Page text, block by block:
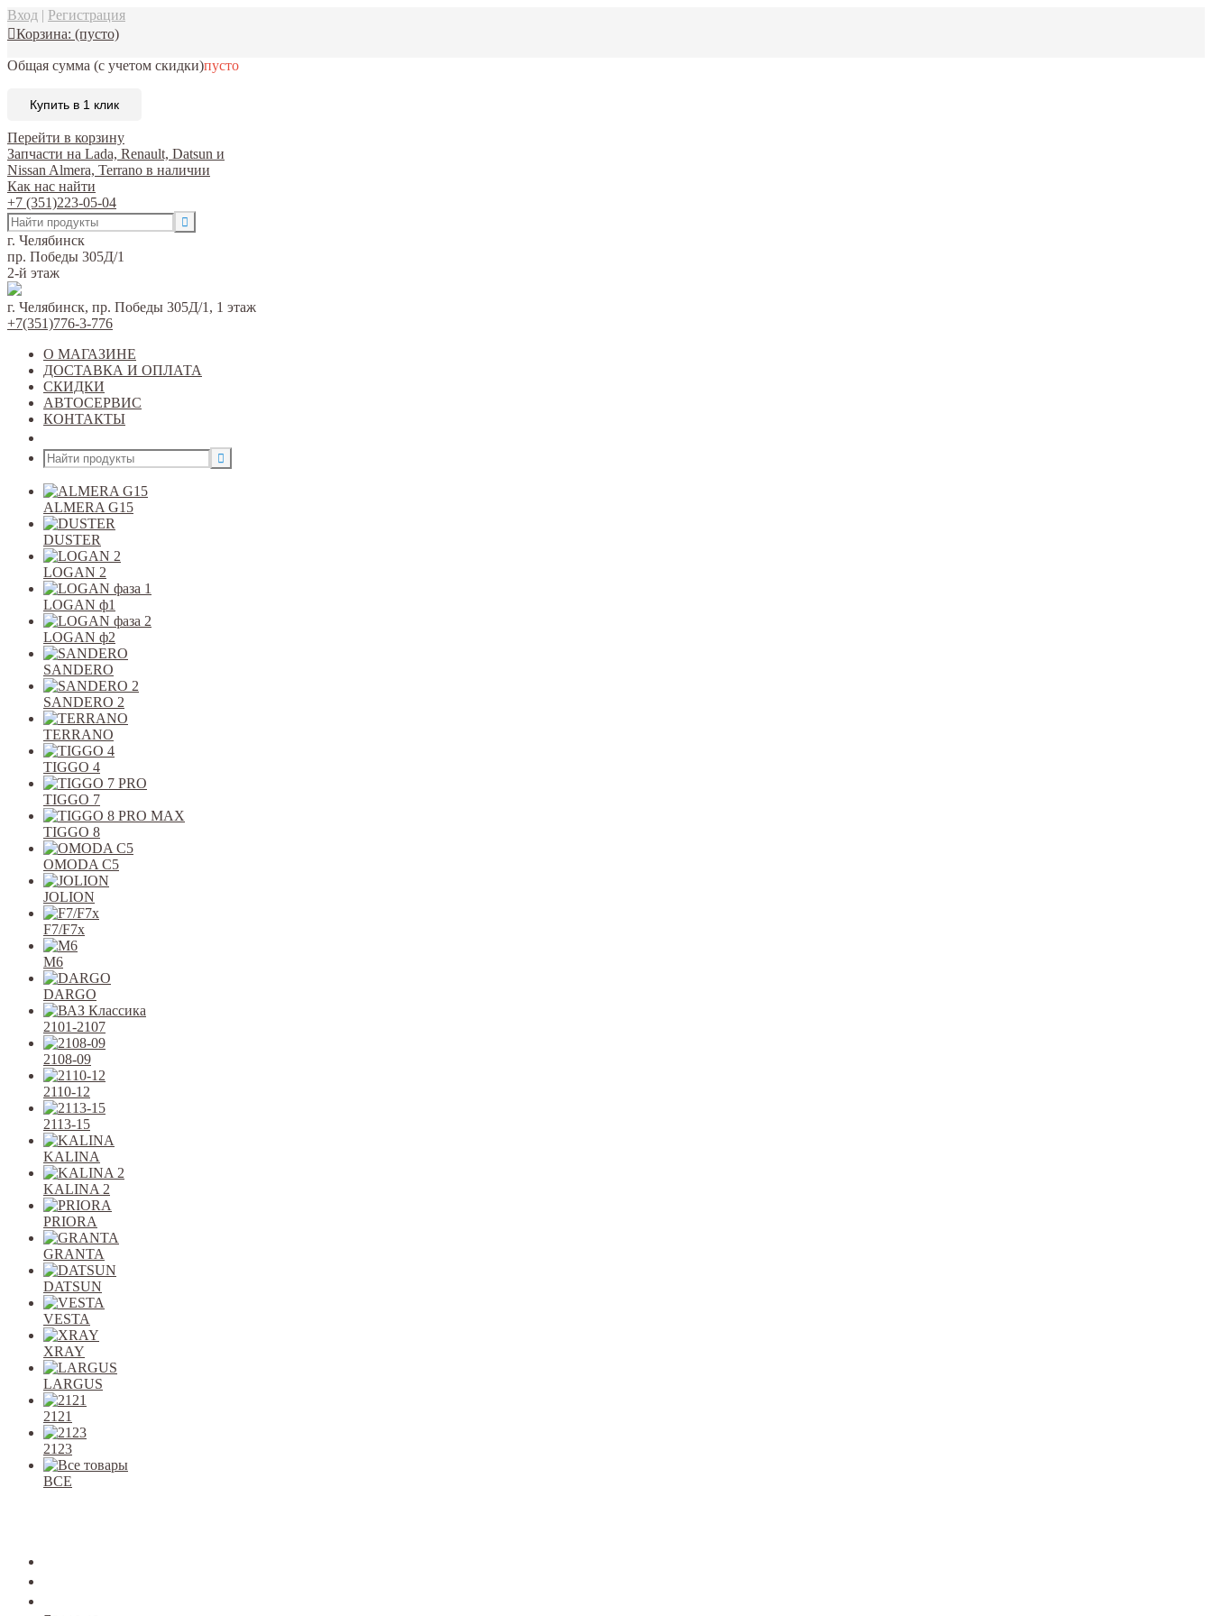
Вход | Регистрация
Корзина: (пусто)
Общая сумма (с учетом скидки)пусто
Купить в 1 клик
Перейти в корзину
Запчасти на Lada, Renault, Datsun и
Nissan Almera, Terrano в наличии
Как нас найти
+7 (351)223-05-04
г. Челябинск
пр. Победы 305Д/1
2-й этаж
г. Челябинск, пр. Победы 305Д/1, 1 этаж
+7(351)776-3-776
О МАГАЗИНЕ
ДОСТАВКА И ОПЛАТА
СКИДКИ
АВТОСЕРВИС
КОНТАКТЫ
ALMERA G15
DUSTER
LOGAN 2
LOGAN ф1
LOGAN ф2
SANDERO
SANDERO 2
TERRANO
TIGGO 4
TIGGO 7
TIGGO 8
OMODA C5
JOLION
F7/F7x
M6
DARGO
2101-2107
2108-09
2110-12
2113-15
KALINA
KALINA 2
PRIORA
GRANTA
DATSUN
VESTA
XRAY
LARGUS
2121
2123
ВСЕ